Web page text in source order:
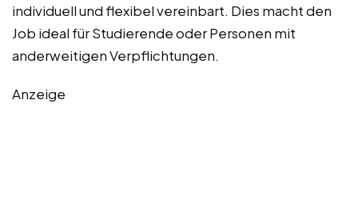
individuell und flexibel vereinbart. Dies macht den
Job ideal für Studierende oder Personen mit
anderweitigen Verpflichtungen.
Anzeige